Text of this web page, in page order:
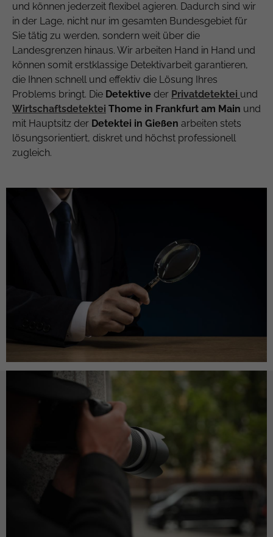
und können jederzeit flexibel agieren. Dadurch sind wir
in der Lage, nicht nur im gesamten Bundesgebiet für
Sie tätig zu werden, sondern weit über die
Landesgrenzen hinaus. Wir arbeiten Hand in Hand und
können somit erstklassige Detektivarbeit garantieren,
die Ihnen schnell und effektiv die Lösung Ihres
Problems bringt. Die Detektive der Privatdetektei und
Wirtschaftsdetektei Thome in Frankfurt am Main und
mit Hauptsitz der Detektei in Gießen arbeiten stets
lösungsorientiert, diskret und höchst professionell
zugleich.